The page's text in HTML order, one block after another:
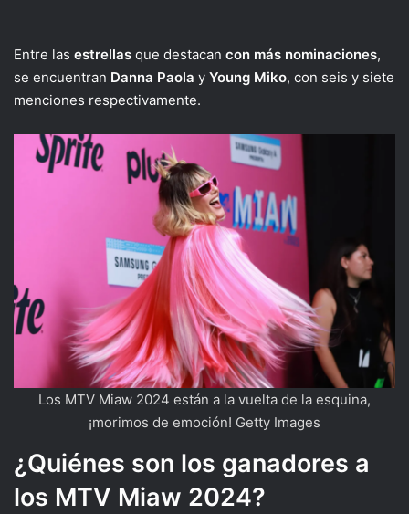
Entre las estrellas que destacan con más nominaciones,
se encuentran Danna Paola y Young Miko, con seis y siete
menciones respectivamente.
Los MTV Miaw 2024 están a la vuelta de la esquina,
¡morimos de emoción! Getty Images
¿Quiénes son los ganadores a
los MTV Miaw 2024?